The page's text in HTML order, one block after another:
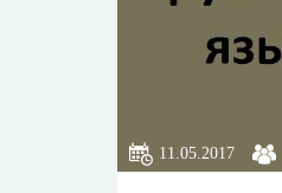
11.05.2017